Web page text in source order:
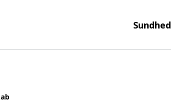
Sundhed